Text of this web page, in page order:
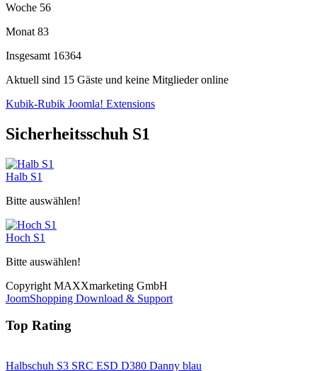
Woche 56
Monat 83
Insgesamt 16364
Aktuell sind 15 Gäste und keine Mitglieder online
Kubik-Rubik Joomla! Extensions
Sicherheitsschuh S1
Halb S1
Bitte auswählen!
Hoch S1
Bitte auswählen!
Copyright MAXXmarketing GmbH
JoomShopping Download & Support
Top Rating
Halbschuh S3 SRC ESD D380 Danny blau